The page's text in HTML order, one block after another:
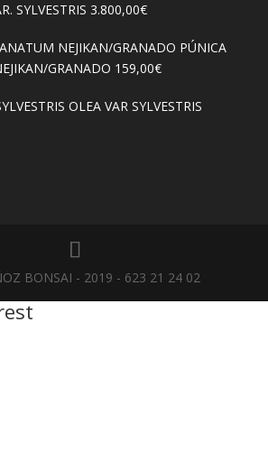
SYLVESTRIS 3.800,00€
PÚNICA
GRANADO 159,00€
OLEA VAR SYLVESTRIS
BONSAI - 2019 - 623 21 24 02